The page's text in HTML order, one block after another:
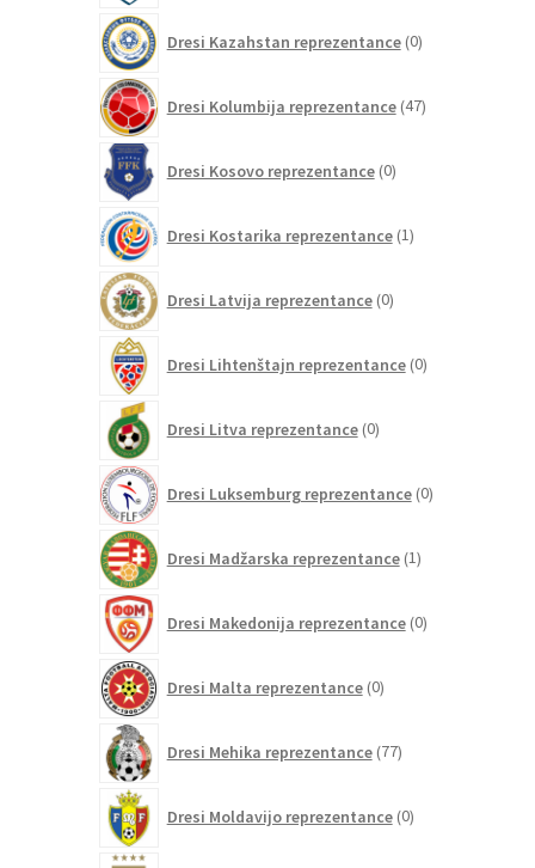
Dresi Kazahstan reprezentance 0izdelkov
Dresi Kolumbija reprezentance 47izdelkov
Dresi Kosovo reprezentance 0izdelkov
Dresi Kostarika reprezentance 1izdelek
Dresi Latvija reprezentance 0izdelkov
Dresi Lihtenštajn reprezentance 0izdelkov
Dresi Litva reprezentance 0izdelkov
Dresi Luksemburg reprezentance 0izdelkov
Dresi Madžarska reprezentance 1izdelek
Dresi Makedonija reprezentance 0izdelkov
Dresi Malta reprezentance 0izdelkov
Dresi Mehika reprezentance 77izdelkov
Dresi Moldavijo reprezentance 0izdelkov